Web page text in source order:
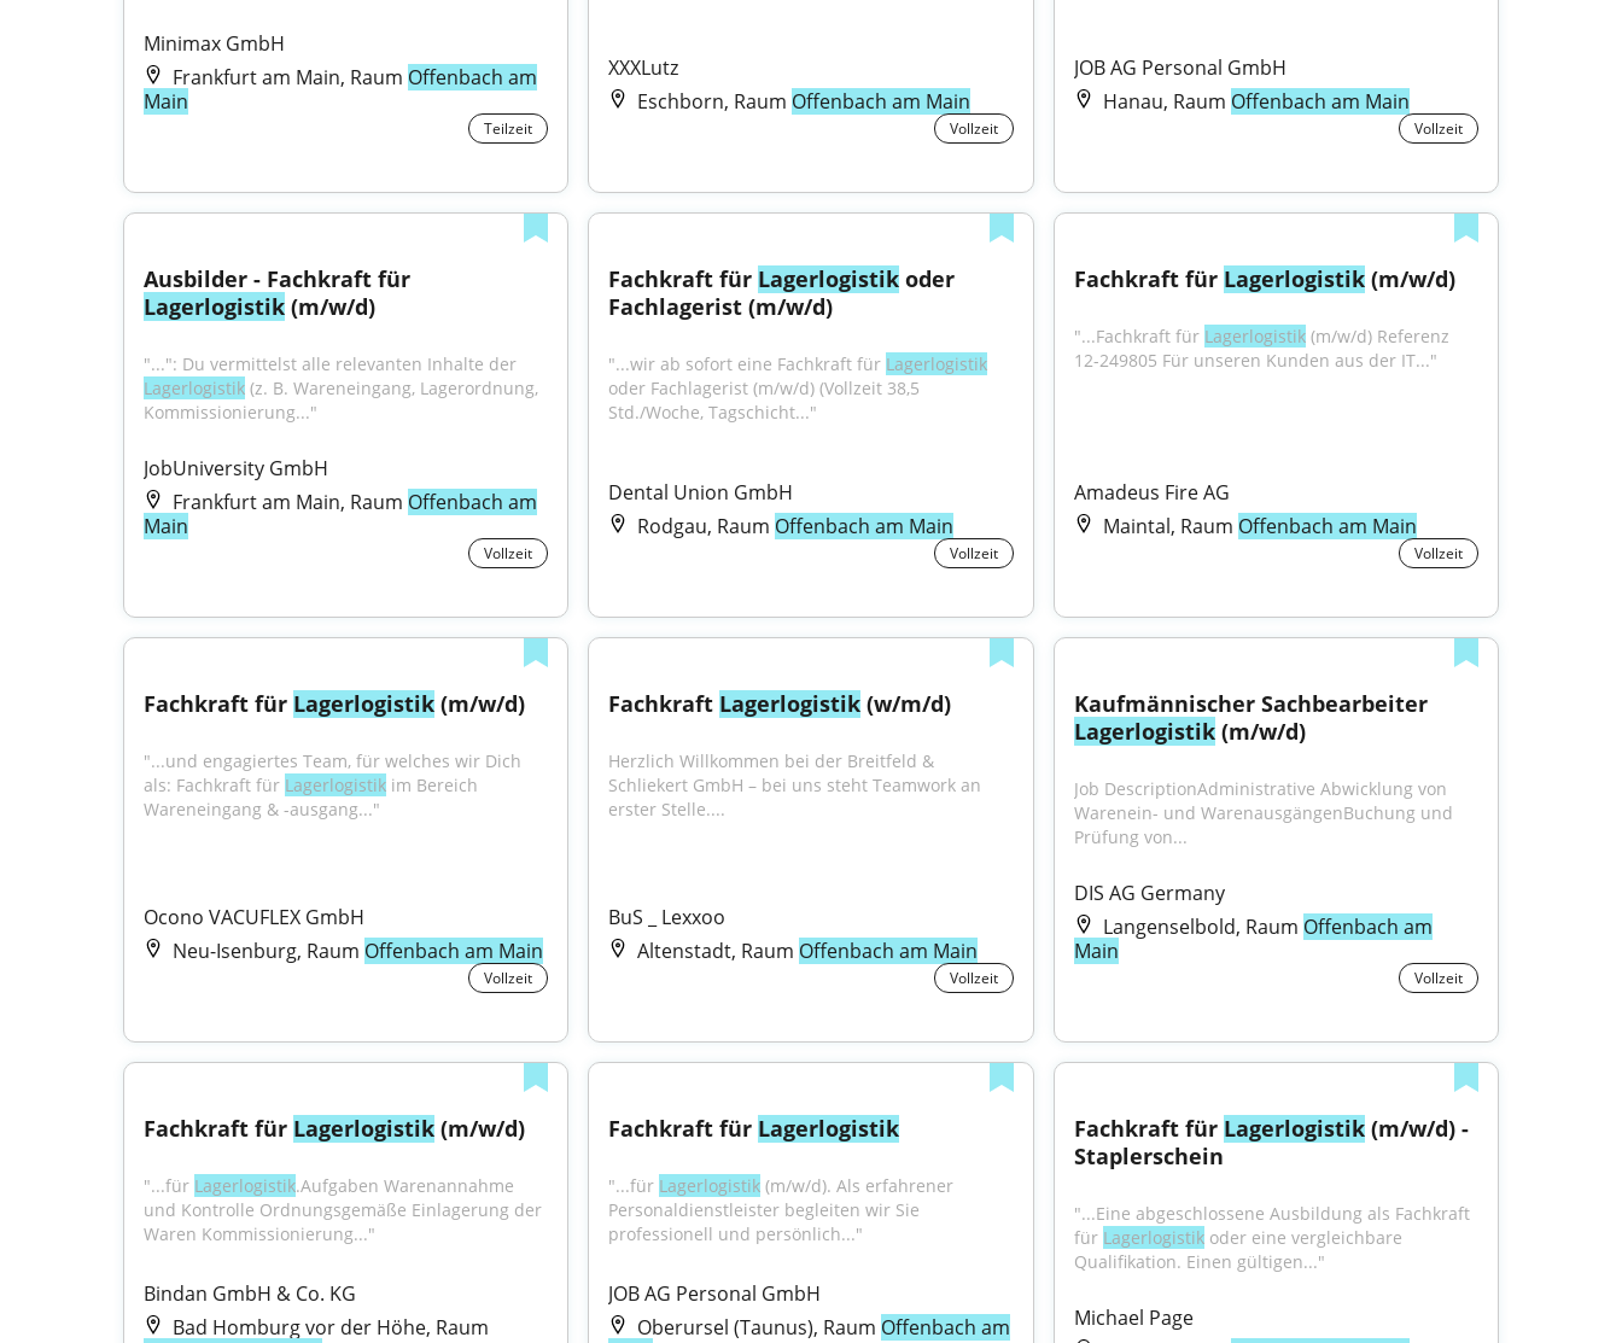
Minimax GmbH
Frankfurt am Main, Raum Offenbach am
Main
Teilzeit
XXXLutz
Eschborn, Raum Offenbach am Main
Vollzeit
JOB AG Personal GmbH
Hanau, Raum Offenbach am Main
Vollzeit
Lagerlogistik (m/w/d)
Lagerlogistik (z. B. Wareneingang, Lagerordnung,
Kommissionierung..."
JobUniversity GmbH
Frankfurt am Main, Raum Offenbach am
Main
Vollzeit
Fachkraft für Lagerlogistik oder
Fachlagerist (m/w/d)
"...wir ab sofort eine Fachkraft für Lagerlogistik
oder Fachlagerist (m/w/d) (Vollzeit 38,5
Std./Woche, Tagschicht..."
Dental Union GmbH
Rodgau, Raum Offenbach am Main
Vollzeit
Fachkraft für Lagerlogistik (m/w/d)
"...Fachkraft für Lagerlogistik (m/w/d) Referenz
12-249805 Für unseren Kunden aus der IT..."
Amadeus Fire AG
Maintal, Raum Offenbach am Main
Vollzeit
Fachkraft für Lagerlogistik (m/w/d)
"...und engagiertes Team, für welches wir Dich
als: Fachkraft für Lagerlogistik im Bereich
Wareneingang & -ausgang..."
Ocono VACUFLEX GmbH
Neu-Isenburg, Raum Offenbach am Main
Vollzeit
Fachkraft Lagerlogistik (w/m/d)
Herzlich Willkommen bei der Breitfeld &
Schliekert GmbH – bei uns steht Teamwork an
erster Stelle....
BuS _ Lexxoo
Altenstadt, Raum Offenbach am Main
Vollzeit
Kaufmännischer Sachbearbeiter
Lagerlogistik (m/w/d)
Job DescriptionAdministrative Abwicklung von
Warenein- und WarenausgängenBuchung und
Prüfung von...
DIS AG Germany
Langenselbold, Raum Offenbach am
Main
Vollzeit
Fachkraft für Lagerlogistik (m/w/d)
"...für Lagerlogistik.Aufgaben Warenannahme
und Kontrolle Ordnungsgemäße Einlagerung der
Waren Kommissionierung..."
Bindan GmbH & Co. KG
Bad Homburg vor der Höhe, Raum
Fachkraft für Lagerlogistik
"...für Lagerlogistik (m/w/d). Als erfahrener
Personaldienstleister begleiten wir Sie
professionell und persönlich..."
JOB AG Personal GmbH
Oberursel (Taunus), Raum Offenbach am
Fachkraft für Lagerlogistik (m/w/d) -
Staplerschein
"...Eine abgeschlossene Ausbildung als Fachkraft
für Lagerlogistik oder eine vergleichbare
Qualifikation. Einen gültigen..."
Michael Page